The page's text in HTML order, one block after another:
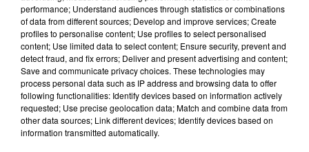
céramique vendues entre 2020 et 2022 par Linvosges.
performance; Understand audiences through statistics or combinations
of data from different sources; Develop and improve services; Create
profiles to personalise content; Use profiles to select personalised
content; Use limited data to select content; Ensure security, prevent and
detect fraud, and fix errors; Deliver and present advertising and content;
Save and communicate privacy choices. These technologies may
process personal data such as IP address and browsing data to offer
following functionalities: Identify devices based on information actively
requested; Use precise geolocation data; Match and combine data from
other data sources; Link different devices; Identify devices based on
information transmitted automatically.